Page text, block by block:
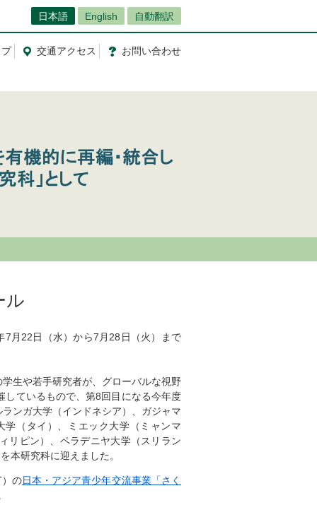
日本語 English 自動翻訳
交通アクセス お問い合わせ
ル
月22日（水）から7月28日（火）まで
生や若手研究者が、グローバルな視野
しているもので、第8回目になる今年度
ンガ大学（インドネシア）、ガジャマ
（タイ）、ミエック大学（ミャンマ
リピン）、ペラデニヤ大学（スリラン
本研究科に迎えました。
の日本・アジア青少年交流事業「さく